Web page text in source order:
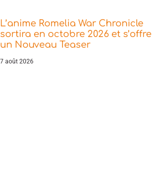
L’anime Romelia War Chronicle
sortira en octobre 2026 et s’offre
un Nouveau Teaser
7 août 2026